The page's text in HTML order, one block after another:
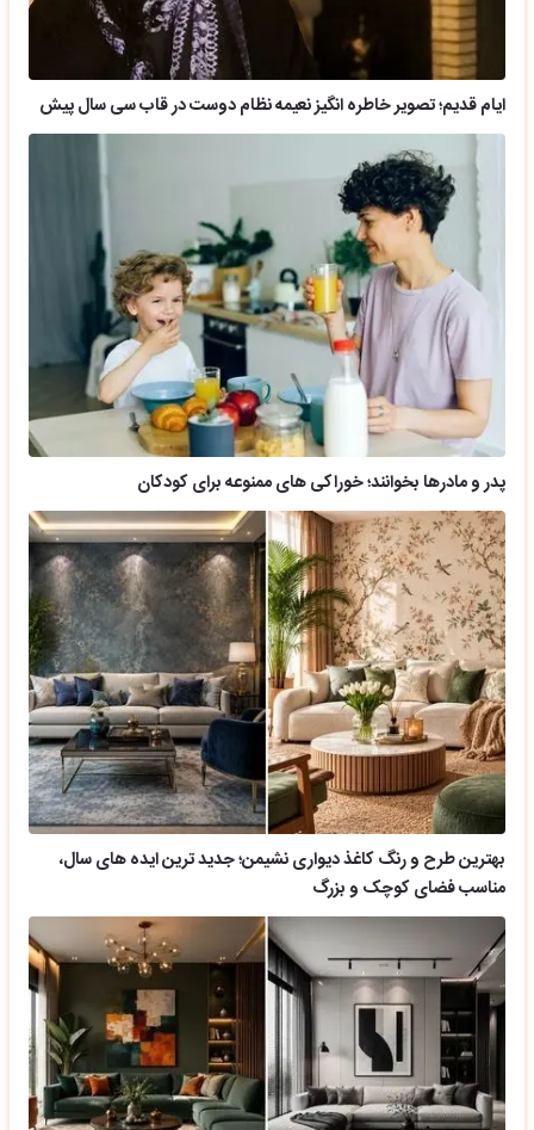
ایام قدیم؛ تصویر خاطره انگیز نعیمه نظام دوست در قاب سی سال پیش
پدر و مادرها بخوانند؛ خوراکی های ممنوعه برای کودکان
بهترین طرح و رنگ کاغذ دیواری نشیمن؛ جدید ترین ایده های سال،
مناسب فضای کوچک و بزرگ